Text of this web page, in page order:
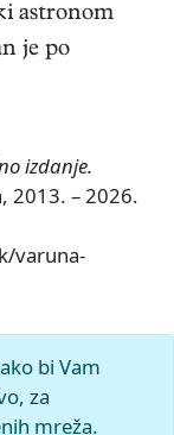
astronom
je po
izdanje.
2013. – 2026.
varuna-
bi Vam
za
mreža.